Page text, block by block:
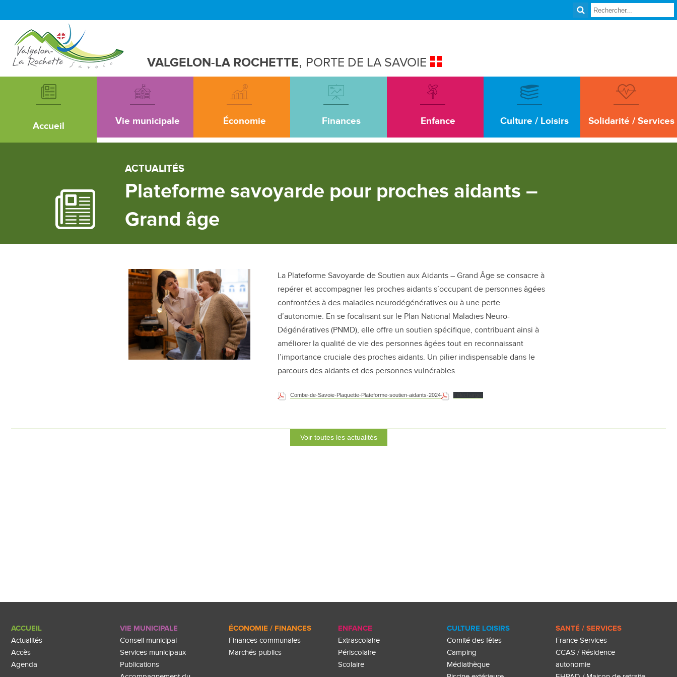
VALGELON-LA ROCHETTE, PORTE DE LA SAVOIE
Accueil Vie municipale Économie Finances Enfance Culture / Loisirs Solidarité / Services
ACTUALITÉS
Plateforme savoyarde pour proches aidants –
Grand âge
La Plateforme Savoyarde de Soutien aux Aidants – Grand Âge se consacre à
repérer et accompagner les proches aidants s’occupant de personnes âgées
confrontées à des maladies neurodégénératives ou à une perte
d’autonomie. En se focalisant sur le Plan National Maladies Neuro-
Dégénératives (PNMD), elle offre un soutien spécifique, contribuant ainsi à
améliorer la qualité de vie des personnes âgées tout en reconnaissant
l’importance cruciale des proches aidants. Un pilier indispensable dans le
parcours des aidants et des personnes vulnérables.
Combe-de-Savoie-Plaquette-Plateforme-soutien-aidants-2024-S1
Voir toutes les actualités
ACCUEIL
Actualités
Accès
Agenda
VIE MUNICIPALE
Conseil municipal
Services municipaux
Publications
ÉCONOMIE / FINANCES
Finances communales
Marchés publics
ENFANCE
Extrascolaire
Périscolaire
Scolaire
CULTURE LOISIRS
Comité des fêtes
Camping
Médiathèque
SANTÉ / SERVICES
France Services
CCAS / Résidence
autonomie